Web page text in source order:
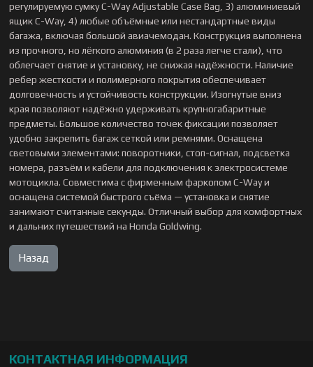
регулируемую сумку C-Way Adjustable Case Bag, 3) алюминиевый
ящик C-Way, 4) любые объёмные или нестандартные виды
багажа, включая большой авиачемодан. Конструкция выполнена
из прочного, но лёгкого алюминия (в 2 раза легче стали), что
облегчает снятие и установку, не снижая надёжности. Наличие
ребер жесткости и полимерного покрытия обеспечивает
долговечность и устойчивость конструкции. Изогнутые вниз
края позволяют надёжно удерживать крупногабаритные
предметы. Большое количество точек фиксации позволяет
удобно закрепить багаж сеткой или ремнями. Оснащена
световыми элементами: поворотники, стоп-сигнал, подсветка
номера, разъём и кабели для подключения к электросистеме
мотоцикла. Совместима с фирменным фаркопом C-Way и
оснащена системой быстрого съёма — установка и снятие
занимают считанные секунды. Отличный выбор для комфортных
и дальних путешествий на Honda Goldwing.
КОНТАКТНАЯ ИНФОРМАЦИЯ